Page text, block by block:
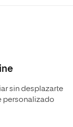
sin desplazarte
personalizado